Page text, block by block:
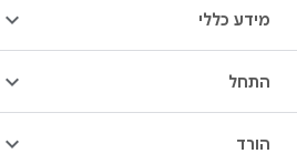
מידע כללי
התחל
הורד